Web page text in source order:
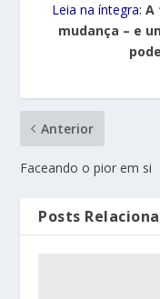
Leia na íntegra: A
mudança – e
Anterior
Faceando o pior em si
Posts